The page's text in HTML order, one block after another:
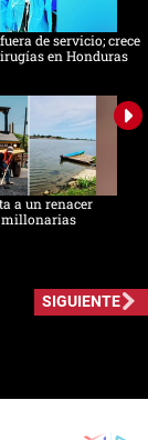
de servicio; crece
en Honduras
a un renacer
SIGUIENTE